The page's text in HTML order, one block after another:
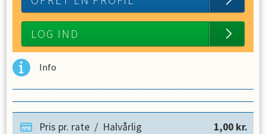
LOG IND
Info
Pris pr. rate / Halvårlig 1,00 kr.